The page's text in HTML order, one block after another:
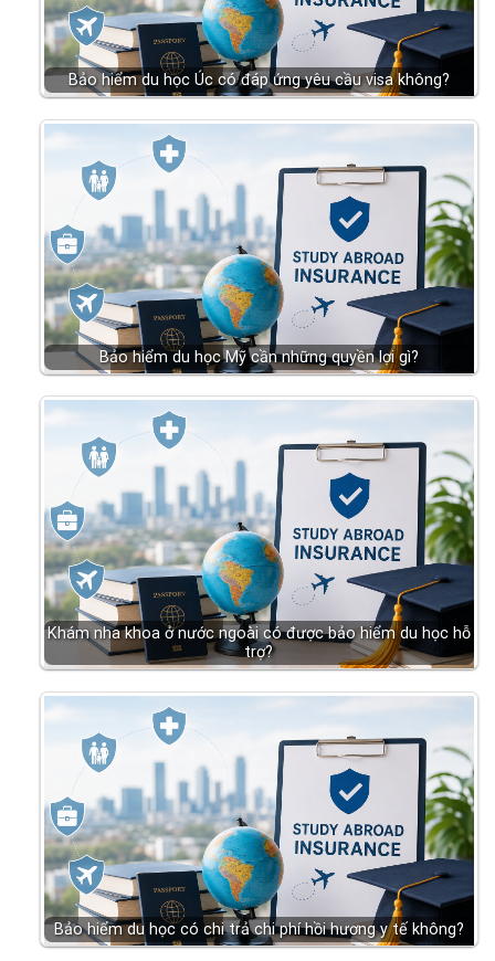
Bảo hiểm du học Úc có đáp ứng yêu cầu visa không?
Bảo hiểm du học Mỹ cần những quyền lợi gì?
Khám nha khoa ở nước ngoài có được bảo hiểm du học hỗ
trợ?
Bảo hiểm du học có chi trả chi phí hồi hương y tế không?